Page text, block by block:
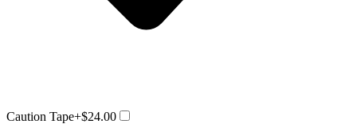
Caution Tape+$24.00